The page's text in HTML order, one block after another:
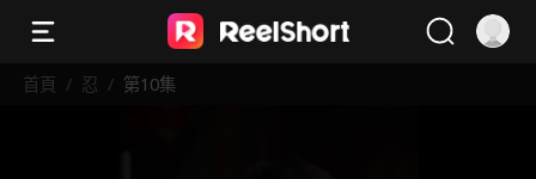
首頁 / 忍 / 第10集